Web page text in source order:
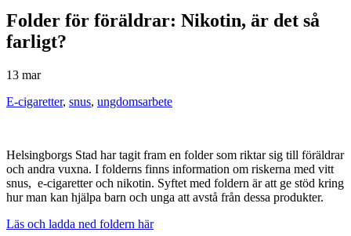
Folder för föräldrar: Nikotin, är det så
farligt?
13 mar
E-cigaretter, snus, ungdomsarbete
Helsingborgs Stad har tagit fram en folder som riktar sig till föräldrar
och andra vuxna. I folderns finns information om riskerna med vitt
snus, e-cigaretter och nikotin. Syftet med foldern är att ge stöd kring
hur man kan hjälpa barn och unga att avstå från dessa produkter.
Läs och ladda ned foldern här